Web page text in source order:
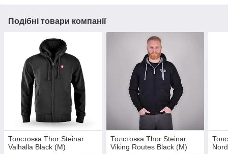
Подібні товари компанії
Толстовка Thor Steinar
Valhalla Black (M)
Толстовка Thor Steinar
Viking Routes Black (M)